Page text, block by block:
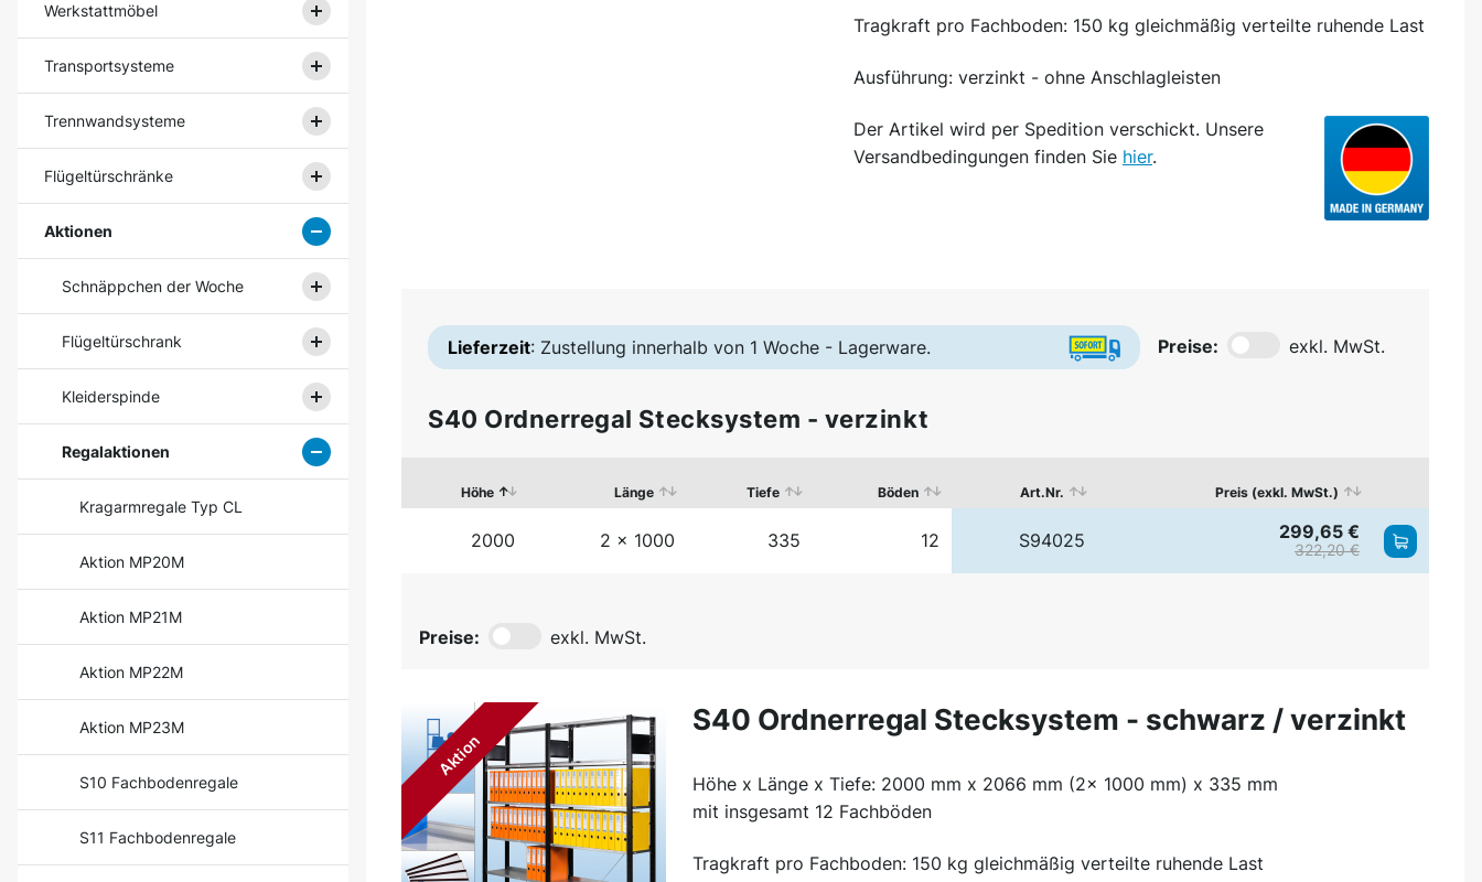
Werkstattmöbel
Transportsysteme
Trennwandsysteme
Flügeltürschränke
Aktionen
Schnäppchen der Woche
Flügeltürschrank
Kleiderspinde
Regalaktionen
Kragarmregale Typ CL
Aktion MP20M
Aktion MP21M
Aktion MP22M
Aktion MP23M
S10 Fachbodenregale
S11 Fachbodenregale
Tragkraft pro Fachboden: 150 kg gleichmäßig verteilte ruhende Last
Ausführung: verzinkt - ohne Anschlagleisten
Der Artikel wird per Spedition verschickt. Unsere
Versandbedingungen finden Sie hier.
Lieferzeit: Zustellung innerhalb von 1 Woche - Lagerware. Preise: exkl. MwSt.
S40 Ordnerregal Stecksystem - verzinkt
Höhe Länge Tiefe Böden Art.Nr. Preis (exkl. MwSt.)
2000 2 x 1000 335 12 S94025 299,65 €
322,20 €
Preise: exkl. MwSt.
Aktion
S40 Ordnerregal Stecksystem - schwarz / verzinkt
Höhe x Länge x Tiefe: 2000 mm x 2066 mm (2x 1000 mm) x 335 mm
mit insgesamt 12 Fachböden
Tragkraft pro Fachboden: 150 kg gleichmäßig verteilte ruhende Last